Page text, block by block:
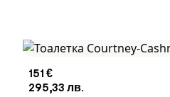
151 €
295,33 лв.